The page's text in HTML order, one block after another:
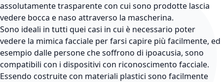
assolutamente trasparente con cui sono prodotte lascia
vedere bocca e naso attraverso la mascherina.
Sono ideali in tutti quei casi in cui è necessario poter
vedere la mimica facciale per farsi capire più facilmente, ed
esempio dalle persone che soffrono di ipoacusia, sono
compatibili con i dispositivi con riconoscimento facciale.
Essendo costruite con materiali plastici sono facilmente